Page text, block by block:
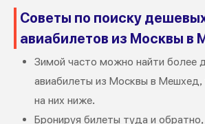
Советы по поиску
авиабилетов из Москвы в
Зимой часто можно найти более
авиабилеты из Москвы в Мешхед,
на них ниже.
Бронируя билеты туда и